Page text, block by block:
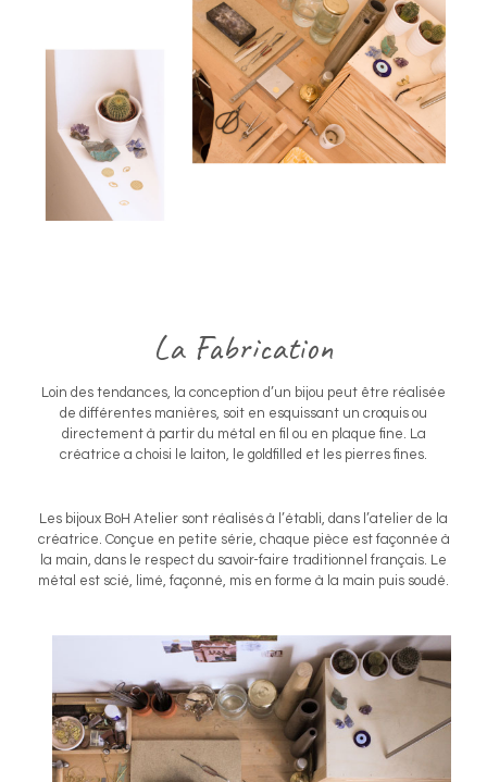
La Fabrication
Loin des tendances, la conception d’un bijou peut être réalisée
de différentes manières, soit en esquissant un croquis ou
directement à partir du métal en fil ou en plaque fine. La
créatrice a choisi le laiton, le goldfilled et les pierres fines.
Les bijoux BoH Atelier sont réalisés à l’établi, dans l’atelier de la
créatrice. Conçue en petite série, chaque pièce est façonnée à
la main, dans le respect du savoir-faire traditionnel français. Le
métal est scié, limé, façonné, mis en forme à la main puis soudé.